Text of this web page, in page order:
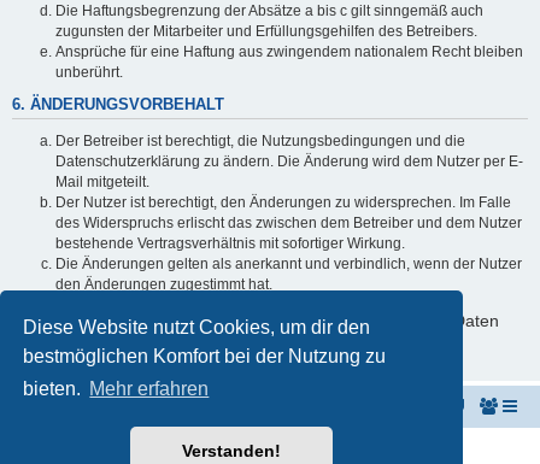
Diese Website nutzt Cookies, um dir den
bestmöglichen Komfort bei der Nutzung zu
bieten. Mehr erfahren
Verstanden!
Die Haftungsbegrenzung der Absätze a bis c gilt sinngemäß auch
zugunsten der Mitarbeiter und Erfüllungsgehilfen des Betreibers.
Ansprüche für eine Haftung aus zwingendem nationalem Recht bleiben
unberührt.
6. ÄNDERUNGSVORBEHALT
Der Betreiber ist berechtigt, die Nutzungsbedingungen und die
Datenschutzerklärung zu ändern. Die Änderung wird dem Nutzer per E-
Mail mitgeteilt.
Der Nutzer ist berechtigt, den Änderungen zu widersprechen. Im Falle
des Widerspruchs erlischt das zwischen dem Betreiber und dem Nutzer
bestehende Vertragsverhältnis mit sofortiger Wirkung.
Die Änderungen gelten als anerkannt und verbindlich, wenn der Nutzer
den Änderungen zugestimmt hat.
Informationen über den Umgang mit deinen persönlichen Daten
sind in der Datenschutzerklärung enthalten.
Powered byphpBB® Forum Software © phpBB Limited